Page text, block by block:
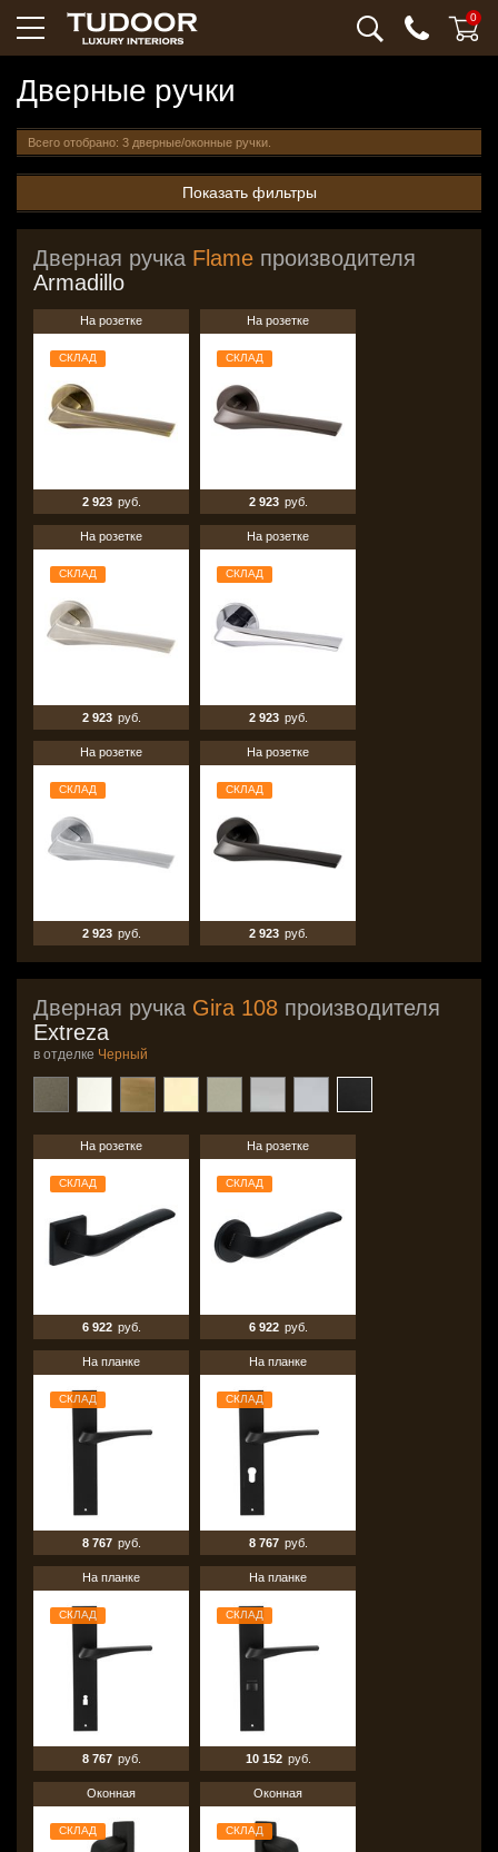
0
Дверные ручки
Всего отобрано: 3 дверные/оконные ручки.
Показать фильтры
Дверная ручка Flame производителя
Armadillo
На розетке
СКЛАД
2 923 руб.
На розетке
СКЛАД
2 923 руб.
На розетке
СКЛАД
2 923 руб.
На розетке
СКЛАД
2 923 руб.
На розетке
СКЛАД
2 923 руб.
На розетке
СКЛАД
2 923 руб.
Дверная ручка Gira 108 производителя
Extreza
в отделке Черный
На розетке
СКЛАД
6 922 руб.
На розетке
СКЛАД
6 922 руб.
На планке
СКЛАД
8 767 руб.
На планке
СКЛАД
8 767 руб.
На планке
СКЛАД
8 767 руб.
На планке
СКЛАД
10 152 руб.
Оконная
СКЛАД
Оконная
СКЛАД